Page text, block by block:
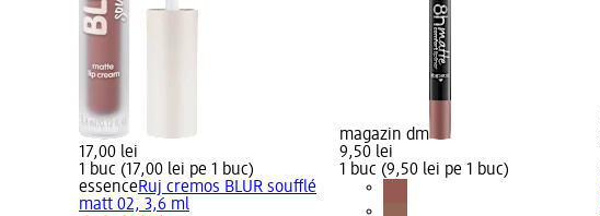
17,00 lei
1 buc (17,00 lei pe 1 buc)
essenceRuj cremos BLUR soufflé
matt 02, 3,6 ml
magazin dm
9,50 lei
1 buc (9,50 lei pe 1 buc)